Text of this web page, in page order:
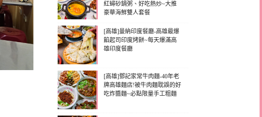
紅蟳砂鍋粥、好吃熱炒~大推
豪華海鮮雙人套餐
[高雄]曼納印度餐廳-高雄最爆
餡起司印度烤餅~每天爆滿高
雄印度餐廳
[高雄]鄧記家常牛肉麵-40年老
牌高雄麵店!被牛肉麵耽誤的好
吃炸醬麵~必點限量手工粗麵